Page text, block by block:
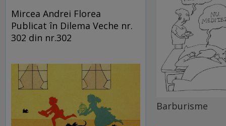
Mircea Andrei Florea
Publicat în Dilema Veche nr.
302 din nr.302
Barburisme